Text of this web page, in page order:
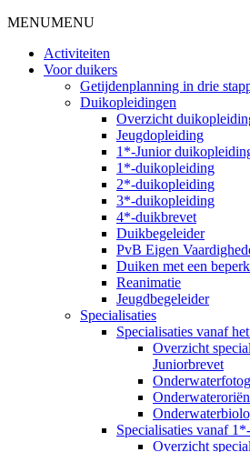
MENUMENU
Activiteiten
Voor duikers
Getijdenplanning in drie
Duikopleidingen
Overzicht
Jeugdopleiding
1*-Junior
1*-duikopleiding
2*-duikopleiding
3*-duikopleiding
4*-duikbrevet
Duikbegeleider
PvB Eigen
Duiken met een
Reanimatie
Jeugdbegeleider
Specialisaties
Specialisaties vanaf
Overzicht
Juniorbrevet
Specialisaties vanaf
Overzicht